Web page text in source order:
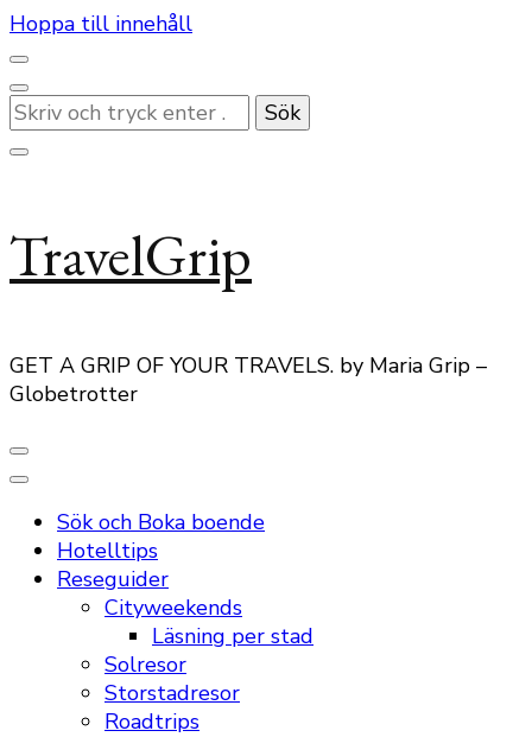
Hoppa till innehåll
Letar
du
efter
TravelGrip
GET A GRIP OF YOUR TRAVELS. by Maria Grip –
Globetrotter
Sök och Boka boende
Hotelltips
Reseguider
Cityweekends
Läsning per stad
Solresor
Storstadresor
Roadtrips